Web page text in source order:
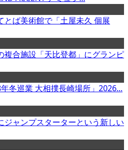
とば美術館で「土屋未久 個展
複合施設「天比登都」にグランピ
冬巡業 大相撲長崎場所」2026...
ジャンプスターターという新しい